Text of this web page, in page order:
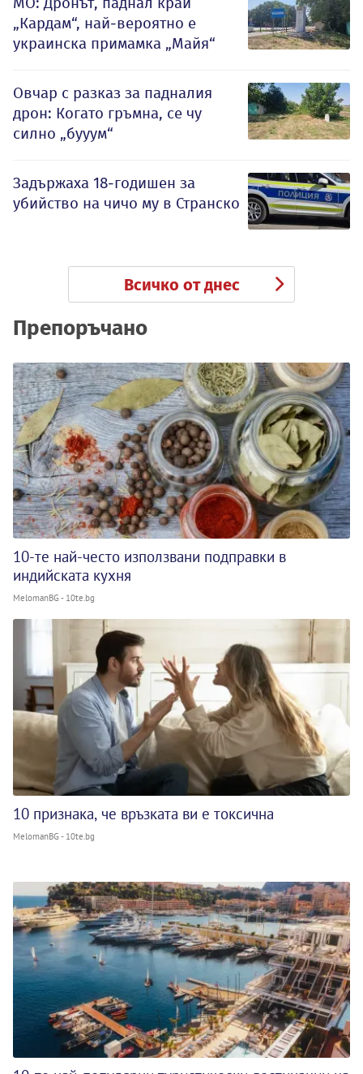
„Кардам“, най-вероятно е
украинска примамка „Майя“
Овчар с разказ за падналия
дрон: Когато гръмна, се чу
силно „бууум“
Задържаха 18-годишен за
убийство на чичо му в Странско
Всичко от днес
Препоръчано
10-те най-често използвани подправки в
индийската кухня
MelomanBG - 10te.bg
10 признака, че връзката ви е токсична
MelomanBG - 10te.bg